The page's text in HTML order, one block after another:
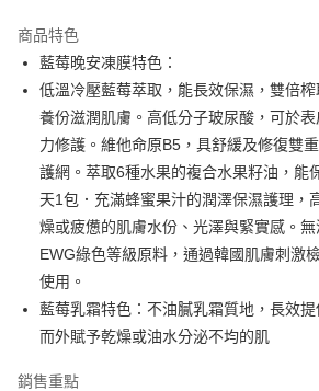
合作金庫商業銀行
華南商業銀行
上海商業儲蓄銀行
台北富
國泰世華商業銀行
兆豐國
臺灣中小企業銀行
台中商
匯豐（台灣）商業銀行
華泰商業
聯邦商業銀行
遠東國
元大商業銀行
永豐商
玉山商業銀行
星展（
台新國際商業銀行
中國信
台灣樂天信用卡公司
6 期 0 利率 每期
華南商業銀行
彰化商
上海商業儲蓄銀行
台北富
國泰世華商業銀行
兆豐國
臺灣中小企業銀行
台中商
匯豐（台灣）商業銀行
華泰商
聯邦商業銀行
遠東國
元大商業銀行
永豐商
玉山商業銀行
星展（
台新國際商業銀行
台灣樂天信用卡公司
超商取貨付款
LINE Pay
Apple Pay
街口支付
悠遊付
Google Pay
全盈+PAY
商品特色
藍莓晚安凍膜特色：
低溫冷壓藍莓萃取，能長效保濕，雙倍
養份滋潤肌膚。高低分子玻尿酸，可於
力修護。維他命原B5，具舒緩及修復雙
護網。萃取6種水果的複合水果籽油，能
天1包．充滿蜂蜜果汁的潤澤保濕護理，
燥或疲憊的肌膚水份、光澤與緊實感。
EWG綠色等級原料，通過韓國肌膚刺激
使用。
藍莓乳霜特色：不油膩乳霜質地，長效
而外賦予乾燥或油水分泌不均的肌
銷售重點